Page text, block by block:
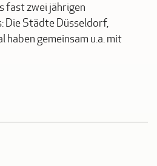
fast zwei jährigen
Die Städte Düsseldorf,
haben gemeinsam u.a. mit